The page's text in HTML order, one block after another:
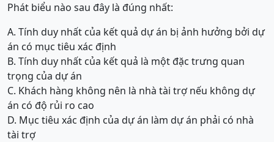
Phát biểu nào sau đây là đúng nhất:
A. Tính duy nhất của kết quả dự án bị ảnh hưởng bởi dự
án có mục tiêu xác định
B. Tính duy nhất của kết quả là một đặc trưng quan
trọng của dự án
C. Khách hàng không nên là nhà tài trợ nếu không dự
án có độ rủi ro cao
D. Mục tiêu xác định của dự án làm dự án phải có nhà
tài trợ